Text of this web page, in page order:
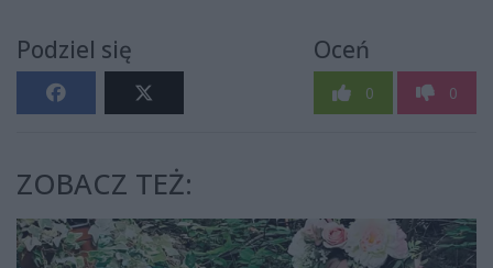
Podziel się Oceń
0 0
ZOBACZ TEŻ: